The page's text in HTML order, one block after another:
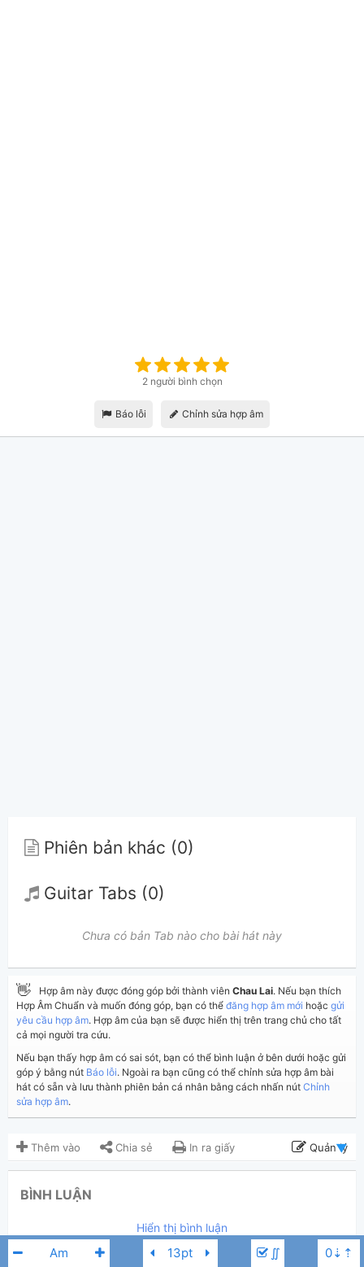
∬
2 người bình chọn
Báo lỗi Chỉnh sửa hợp âm
Phiên bản khác (0)
Guitar Tabs (0)
Chưa có bản Tab nào cho bài hát này
👋 Hợp âm này được đóng góp bởi thành viên Chau Lai. Nếu bạn thích
Hợp Âm Chuẩn và muốn đóng góp, bạn có thể đăng hợp âm mới hoặc gửi
yêu cầu hợp âm. Hợp âm của bạn sẽ được hiển thị trên trang chủ cho tất
cả mọi người tra cứu.
Nếu bạn thấy hợp âm có sai sót, bạn có thể bình luận ở bên dưới hoặc gửi
góp ý bằng nút Báo lỗi. Ngoài ra bạn cũng có thể chỉnh sửa hợp âm bài
hát có sẵn và lưu thành phiên bản cá nhân bằng cách nhấn nút Chỉnh
sửa hợp âm.
Thêm vào Chia sẻ In ra giấy Quản lý
Chau Lai
(Dương Công Vủ đã duyệt)
BÌNH LUẬN
Hiển thị bình luận